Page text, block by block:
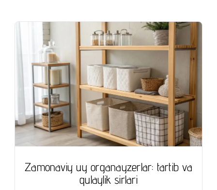
Zamonaviy uy organayzerlar: tartib va
qulaylik sirlari